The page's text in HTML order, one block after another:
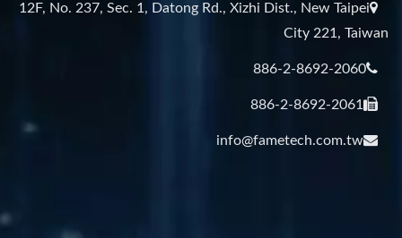
12F, No. 237, Sec. 1, Datong Rd., Xizhi Dist., New Taipei
City 221, Taiwan
886-2-8692-2060
886-2-8692-2061
info@fametech.com.tw